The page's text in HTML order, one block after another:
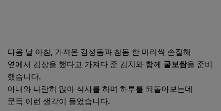
다음 날 아침, 가져온 감성돔과 참돔 한 마리씩 손질해
옆에서 김장을 했다고 가져다 준 김치와 함께 굴보쌈을 준비
했습니다.
아내와 나란히 앉아 식사를 하며 하루를 되돌아보는데
문득 이런 생각이 들었습니다.